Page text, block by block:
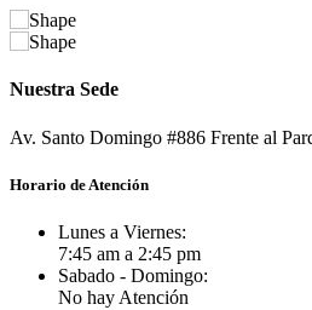
Nuestra Sede
Av. Santo Domingo #886 Frente al
Horario de Atención
Lunes a Viernes:
7:45 am a 2:45 pm
Sabado - Domingo:
No hay Atención